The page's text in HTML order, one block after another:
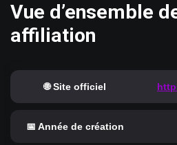
Vue d’ensemble
affiliation
🌐 Site officiel
📅 Année de création